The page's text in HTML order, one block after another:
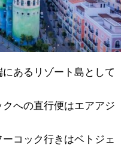
あるリゾート島として
への直行便はエアアジ
ーコック行きはベトジェ